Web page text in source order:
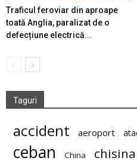
Traficul feroviar din aproape
toată Anglia, paralizat de o
defecțiune electrică...
Taguri
accident aeroport
ceban China